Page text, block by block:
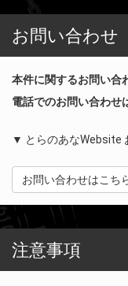
お問い合わせ
本件に関するお問い合
電話でのお問い合わせ
▼ とらのあなWebsite
お問い合わせはこち
注意事項